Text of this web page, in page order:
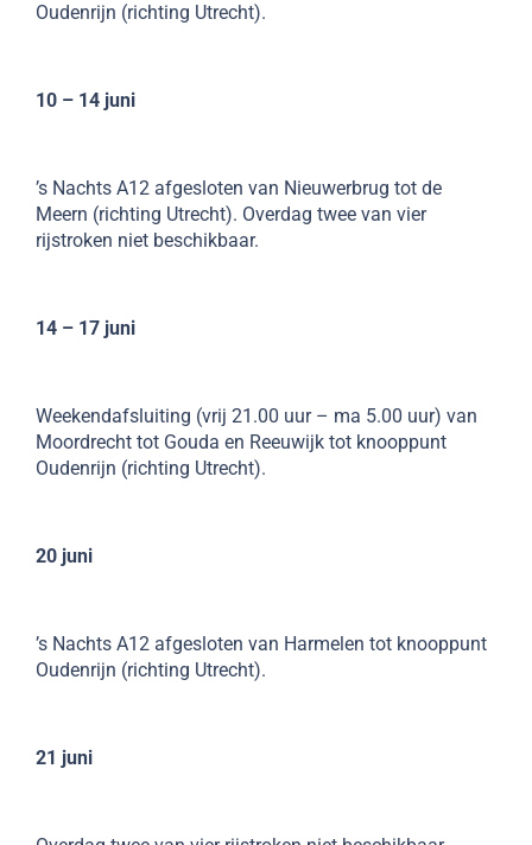
Oudenrijn (richting Utrecht).
10 – 14 juni
’s Nachts A12 afgesloten van Nieuwerbrug tot de
Meern (richting Utrecht). Overdag twee van vier
rijstroken niet beschikbaar.
14 – 17 juni
Weekendafsluiting (vrij 21.00 uur – ma 5.00 uur) van
Moordrecht tot Gouda en Reeuwijk tot knooppunt
Oudenrijn (richting Utrecht).
20 juni
’s Nachts A12 afgesloten van Harmelen tot knooppunt
Oudenrijn (richting Utrecht).
21 juni